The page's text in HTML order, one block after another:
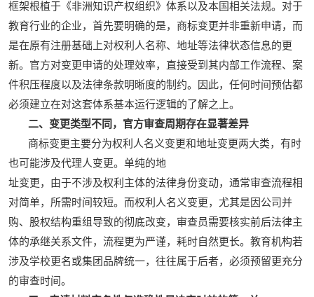
框架根植于《非洲知识产权组织》体系以及本国相关法规。对于
教育行业的企业，首先要明确的是，商标变更并非重新申请，而
是在原有注册基础上对权利人名称、地址等法律状态信息的更
新。官方对变更申请的处理效率，直接受到其内部工作流程、案
件积压程度以及法律条款明晰度的制约。因此，任何时间预估都
必须建立在对这套体系基本运行逻辑的了解之上。
二、变更类型不同，官方审查周期存在显著差异
商标变更主要分为权利人名义变更和地址变更两大类，有时
也可能涉及代理人变更。单纯的地
址变更，由于不涉及权利主体的法律身份变动，通常审查流程相
对简单，所需时间较短。而权利人名义变更，尤其是因公司并
购、股权结构重组导致的彻底改变，审查员需要核实前后法律主
体的承继关系文件，流程更为严谨，耗时自然更长。教育机构若
涉及学校更名或集团品牌统一，往往属于后者，必须预留更充分
的审查时间。